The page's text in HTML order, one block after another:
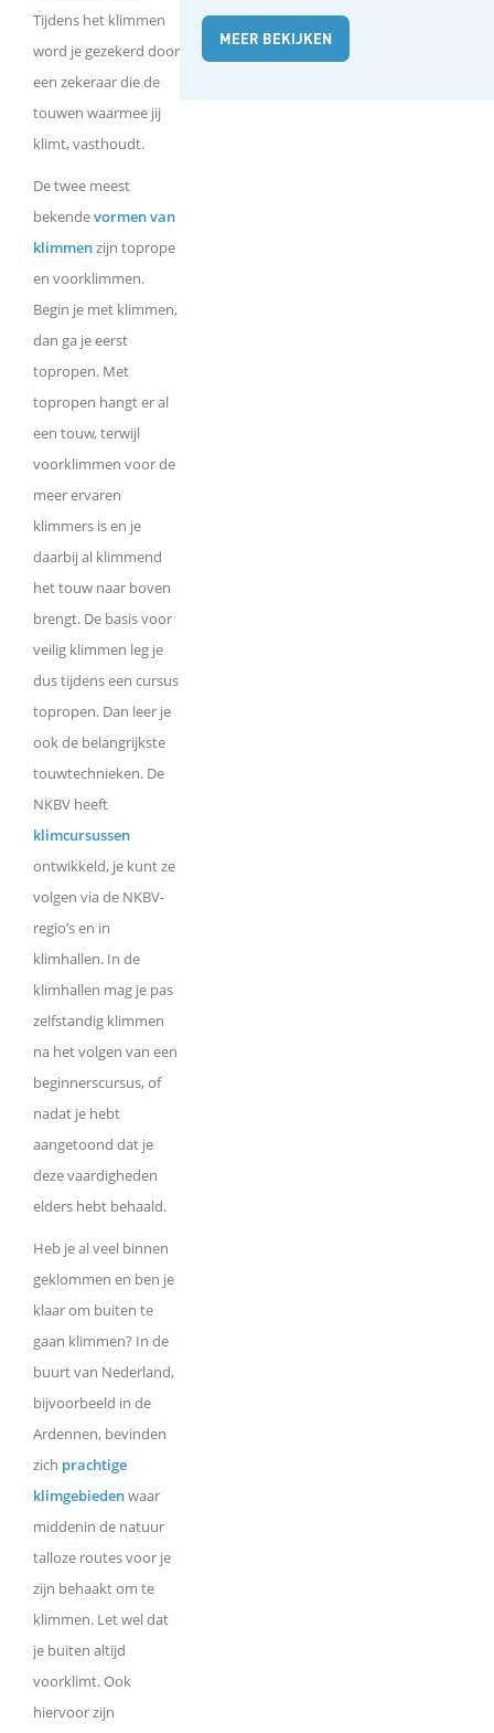
Tijdens het klimmen
word je gezekerd door
een zekeraar die de
touwen waarmee jij
klimt, vasthoudt.
De twee meest
bekendevormen van
klimmenzijn toprope
en voorklimmen.
Begin je met klimmen,
dan ga je eerst
topropen. Met
topropen hangt er al
een touw, terwijl
voorklimmen voor de
meer ervaren
klimmers is en je
daarbij al klimmend
het touw naar boven
brengt. De basis voor
veilig klimmen leg je
dus tijdens een cursus
topropen. Dan leer je
ook de belangrijkste
touwtechnieken. De
NKBV heeft
klimcursussen
ontwikkeld, je kunt ze
volgen via de NKBV-
regio’s en in
klimhallen. In de
klimhallen mag je pas
zelfstandig klimmen
na het volgen van een
beginnerscursus, of
nadat je hebt
aangetoond dat je
deze vaardigheden
elders hebt behaald.
Heb je al veel binnen
geklommen en ben je
klaar om buiten te
gaan klimmen? In de
buurt van Nederland,
bijvoorbeeld in de
Ardennen, bevinden
zich prachtige
klimgebiedenwaar
middenin de natuur
talloze routes voor je
zijn behaakt om te
klimmen. Let wel dat
je buiten altijd
voorklimt. Ook
hiervoor zijn
MEER BEKIJKEN